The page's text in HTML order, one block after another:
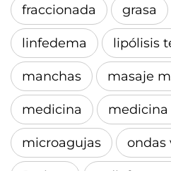
fraccionada grasa
linfedema lipólisis
manchas masaje
medicina medicina
microagujas ondas